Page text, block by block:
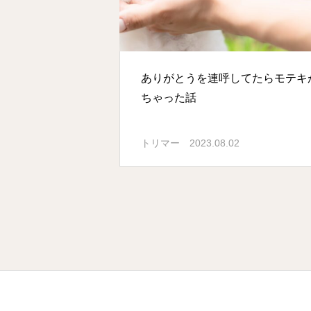
ありがとうを連呼してたらモテキ
ちゃった話
トリマー 2023.08.02